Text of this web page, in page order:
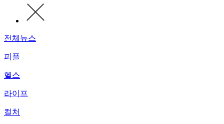
전체뉴스
피플
헬스
라이프
컬처